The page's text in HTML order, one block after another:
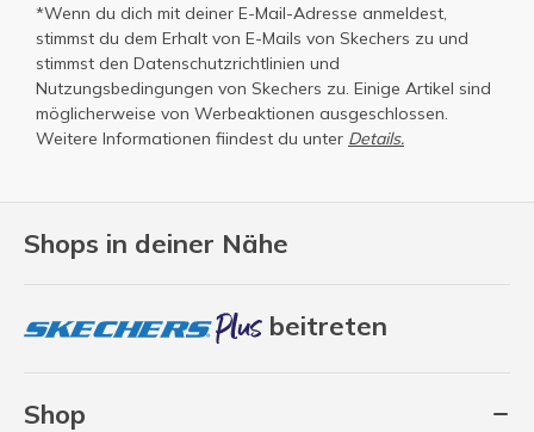
Shops in deiner Nähe
beitreten
Shop
*Wenn du dich mit deiner E-Mail-Adresse anmeldest,
stimmst du dem Erhalt von E-Mails von Skechers zu und
stimmst den Datenschutzrichtlinien und
Nutzungsbedingungen von Skechers zu. Einige Artikel sind
möglicherweise von Werbeaktionen ausgeschlossen.
Weitere Informationen fiindest du unter Details.